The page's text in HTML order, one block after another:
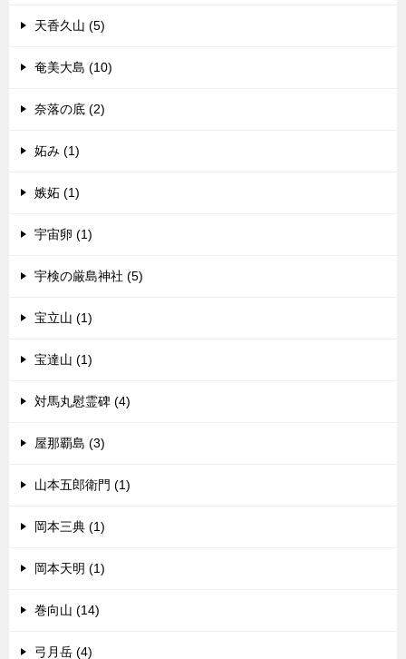
天香久山 (5)
奄美大島 (10)
奈落の底 (2)
妬み (1)
嫉妬 (1)
宇宙卵 (1)
宇検の厳島神社 (5)
宝立山 (1)
宝達山 (1)
対馬丸慰霊碑 (4)
屋那覇島 (3)
山本五郎衛門 (1)
岡本三典 (1)
岡本天明 (1)
巻向山 (14)
弓月岳 (4)